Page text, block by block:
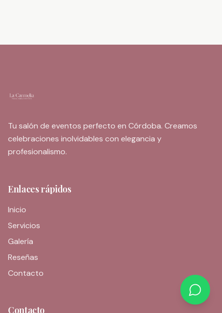
Tu salón de eventos perfecto en Córdoba. Creamos
celebraciones inolvidables con elegancia y
profesionalismo.
Enlaces rápidos
Inicio
Servicios
Galería
Reseñas
Contacto
Contacto